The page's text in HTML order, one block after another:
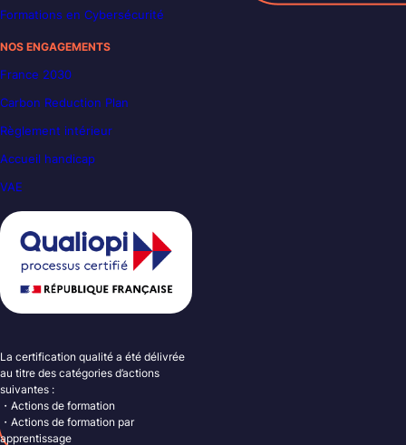
Formations en Cybersécurité
NOS ENGAGEMENTS
France 2030
Carbon Reduction Plan
Règlement intérieur
Accueil handicap
VAE
La certification qualité a été délivrée
au titre des catégories d’actions
suivantes :
・Actions de formation
・Actions de formation par
apprentissage